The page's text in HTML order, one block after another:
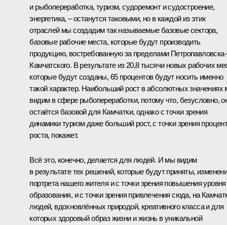
и рыбопереработка, туризм, судоремонт и судостроение,
энергетика, – останутся таковыми, но в каждой из этих
отраслей мы создадим так называемые базовые сектора,
базовые рабочие места, которые будут производить
продукцию, востребованную за пределами Петропавловска-
Камчатского. В результате из 20,8 тысячи новых рабочих
которые будут созданы, 65 процентов будут носить именно
такой характер. Наибольший рост в абсолютных значениях
видим в сфере рыбопереработки, потому что, безусловно,
остаётся базовой для Камчатки, однако с точки зрения
динамики туризм даже больший рост, с точки зрения
роста, покажет.
Всё это, конечно, делается для людей. И мы видим
в результате тех решений, которые будут приняты,
портрета нашего жителя и с точки зрения повышения уровня
образования, и с точки зрения привлечения сюда, на
людей, вдохновлённых природой, креативного класса и для
которых здоровый образ жизни и жизнь в уникальной